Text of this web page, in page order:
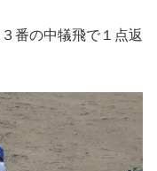
番の中犠飛で１点返